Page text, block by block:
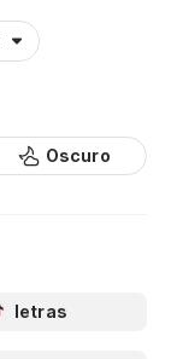
Oscuro
letras